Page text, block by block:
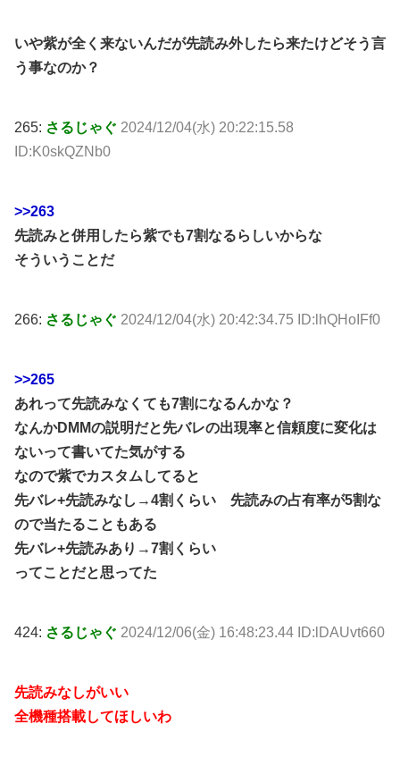
いや紫が全く来ないんだが先読み外したら来たけどそう言
う事なのか？
265: さるじゃぐ 2024/12/04(水) 20:22:15.58
ID:K0skQZNb0
>>263
先読みと併用したら紫でも7割なるらしいからな
そういうことだ
266: さるじゃぐ 2024/12/04(水) 20:42:34.75 ID:lhQHoIFf0
>>265
あれって先読みなくても7割になるんかな？
なんかDMMの説明だと先バレの出現率と信頼度に変化は
ないって書いてた気がする
なので紫でカスタムしてると
先バレ+先読みなし→4割くらい 先読みの占有率が5割な
ので当たることもある
先バレ+先読みあり→7割くらい
ってことだと思ってた
424: さるじゃぐ 2024/12/06(金) 16:48:23.44 ID:lDAUvt660
先読みなしがいい
全機種搭載してほしいわ